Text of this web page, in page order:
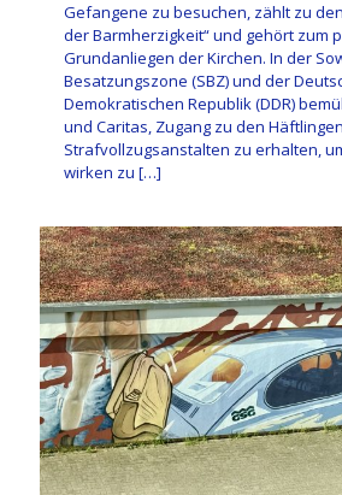
Gefangene zu besuchen, zählt zu
der Barmherzigkeit“ und gehört zum
Grundanliegen der Kirchen. In der
Besatzungszone (SBZ) und der
Demokratischen Republik (DDR)
und Caritas, Zugang zu den
Strafvollzugsanstalten zu erhalten,
wirken zu […]